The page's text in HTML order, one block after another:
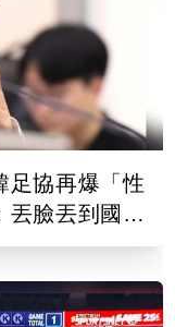
足協再爆「性
丟臉丟到國外